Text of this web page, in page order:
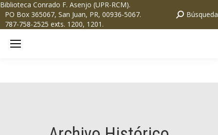
Biblioteca Conrado F. Asenjo (UPR-RCM).
PO Box 365067, San Juan, PR, 00936-5067.
787-758-2525 exts. 1200, 1201.
Búsqueda